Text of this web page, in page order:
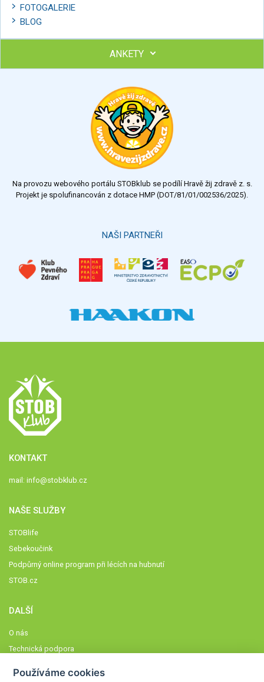
FOTOGALERIE
BLOG
ANKETY
Výsledky Všechny ankety
Na provozu webového portálu STOBklub se podílí Hravě žij zdravě z. s.
Projekt je spolufinancován z dotace HMP (DOT/81/01/002536/2025).
NAŠI PARTNEŘI
KONTAKT
mail: info@stobklub.cz
NAŠE SLUŽBY
STOBlife
Sebekoučink
Podpůrný online program při lécích na hubnutí
STOB.cz
DALŠÍ
O nás
Technická podpora
Používáme cookies